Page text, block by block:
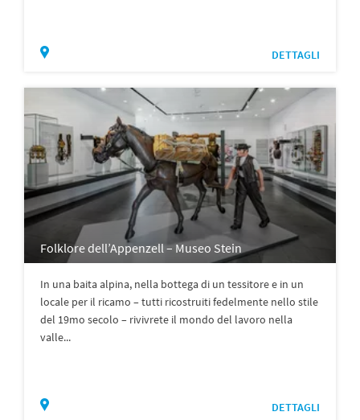
DETTAGLI
Folklore dell’Appenzell – Museo Stein
In una baita alpina, nella bottega di un tessitore e in un
locale per il ricamo – tutti ricostruiti fedelmente nello stile
del 19mo secolo – rivivrete il mondo del lavoro nella
valle...
DETTAGLI